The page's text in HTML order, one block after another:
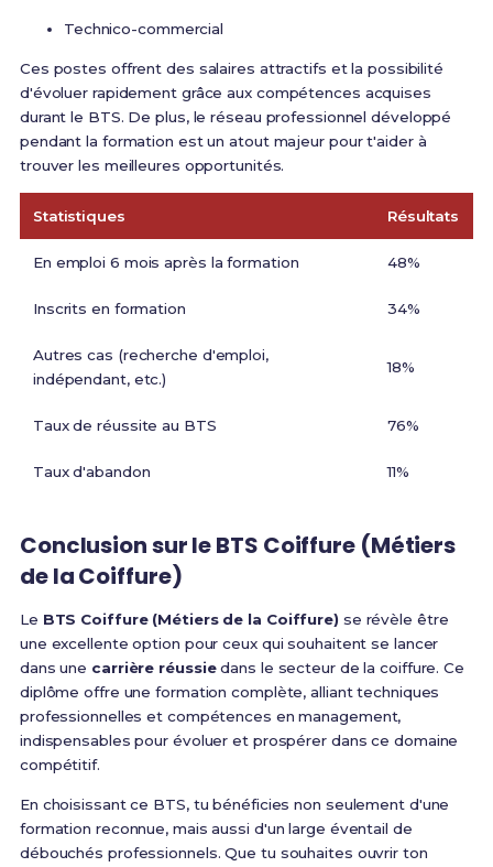
Technico-commercial
Ces postes offrent des salaires attractifs et la possibilité
d'évoluer rapidement grâce aux compétences acquises
durant le BTS. De plus, le réseau professionnel développé
pendant la formation est un atout majeur pour t'aider à
trouver les meilleures opportunités.
Statistiques Résultats
En emploi 6 mois après la formation 48%
Inscrits en formation 34%
Autres cas (recherche d'emploi,
indépendant, etc.)
18%
Taux de réussite au BTS 76%
Taux d'abandon 11%
Conclusion sur le BTS Coiffure (Métiers
de la Coiffure)
Le BTS Coiffure (Métiers de la Coiffure) se révèle être
une excellente option pour ceux qui souhaitent se lancer
dans une carrière réussiedans le secteur de la coiffure. Ce
diplôme offre une formation complète, alliant techniques
professionnelles et compétences en management,
indispensables pour évoluer et prospérer dans ce domaine
compétitif.
En choisissant ce BTS, tu bénéficies non seulement d'une
formation reconnue, mais aussi d'un large éventail de
débouchés professionnels. Que tu souhaites ouvrir ton